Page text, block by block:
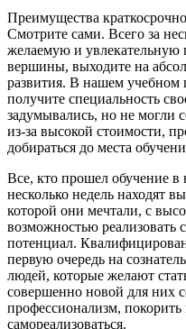
Преимущества
Смотрите сами. Всего за
желаемую и увлекательную
вершины, выходите на
развития. В нашем учебном
получите специальность
задумывались, но не могли
из-за высокой стоимости,
добираться до места
Все, кто прошел обучение в
несколько недель находят
которой они мечтали, с
возможностью реализовать
потенциал.
первую очередь на
людей, которые желают
совершенно новой для них
профессионализм,
самореализоваться.